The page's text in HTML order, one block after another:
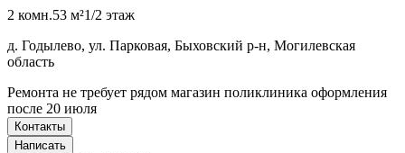
2 комн.53 м²1/2 этаж
д. Годылево, ул. Парковая, Быховский р-н, Могилевская
область
Ремонта не требует рядом магазин поликлиника оформления
после 20 июля
Контакты
Написать